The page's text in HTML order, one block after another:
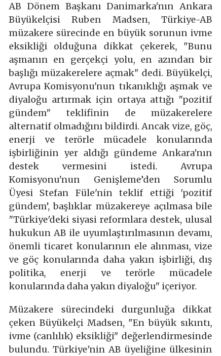
AB Dönem Başkanı Danimarka'nın Ankara
Büyükelçisi Ruben Madsen, Türkiye-AB
müzakere sürecinde en büyük sorunun ivme
eksikliği olduğuna dikkat çekerek, "Bunu
aşmanın en gerçekçi yolu, en azından bir
başlığı müzakerelere açmak" dedi. Büyükelçi,
Avrupa Komisyonu'nun tıkanıklığı aşmak ve
diyaloğu artırmak için ortaya attığı "pozitif
gündem" teklifinin de müzakerelere
alternatif olmadığını bildirdi. Ancak vize, göç,
enerji ve terörle mücadele konularında
işbirliğinin yer aldığı gündeme Ankara'nın
destek vermesini istedi. Avrupa
Komisyonu'nun Genişleme’den Sorumlu
Üyesi Stefan Füle'nin teklif ettiği 'pozitif
gündem’, başlıklar müzakereye açılmasa bile
"Türkiye'deki siyasi reformlara destek, ulusal
hukukun AB ile uyumlaştırılmasının devamı,
önemli ticaret konularının ele alınması, vize
ve göç konularında daha yakın işbirliği, dış
politika, enerji ve terörle mücadele
konularında daha yakın diyaloğu" içeriyor.
Müzakere sürecindeki durgunluğa dikkat
çeken Büyükelçi Madsen, "En büyük sıkıntı,
ivme (canlılık) eksikliği" değerlendirmesinde
bulundu. Türkiye'nin AB üyeliğine ülkesinin